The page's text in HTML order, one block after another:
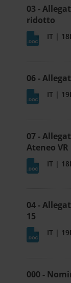
03 -
ridotto
IT |
06 -
IT |
07 -
Ateneo VR
IT |
04 -
15
IT |
000 -